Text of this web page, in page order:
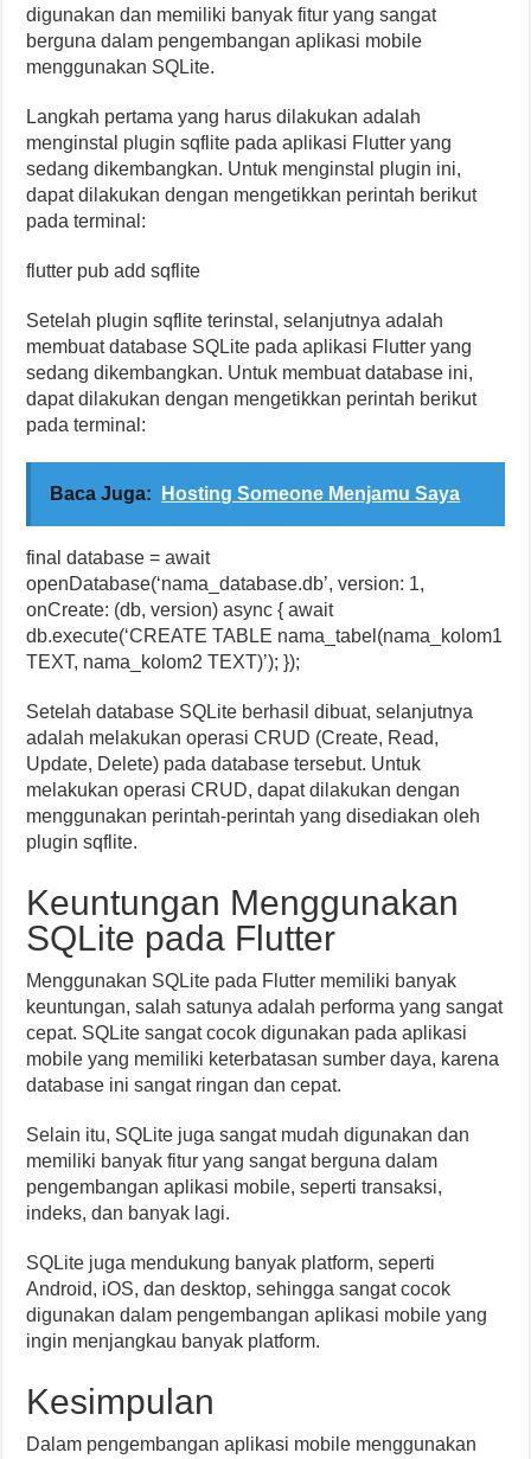
digunakan dan memiliki banyak fitur yang sangat
berguna dalam pengembangan aplikasi mobile
menggunakan SQLite.
Langkah pertama yang harus dilakukan adalah
menginstal plugin sqflite pada aplikasi Flutter yang
sedang dikembangkan. Untuk menginstal plugin ini,
dapat dilakukan dengan mengetikkan perintah berikut
pada terminal:
flutter pub add sqflite
Setelah plugin sqflite terinstal, selanjutnya adalah
membuat database SQLite pada aplikasi Flutter yang
sedang dikembangkan. Untuk membuat database ini,
dapat dilakukan dengan mengetikkan perintah berikut
pada terminal:
Baca Juga: Hosting Someone Menjamu Saya
final database = await
openDatabase(‘nama_database.db’, version: 1,
onCreate: (db, version) async { await
db.execute(‘CREATE TABLE nama_tabel(nama_kolom1
TEXT, nama_kolom2 TEXT)’); });
Setelah database SQLite berhasil dibuat, selanjutnya
adalah melakukan operasi CRUD (Create, Read,
Update, Delete) pada database tersebut. Untuk
melakukan operasi CRUD, dapat dilakukan dengan
menggunakan perintah-perintah yang disediakan oleh
plugin sqflite.
Keuntungan Menggunakan
SQLite pada Flutter
Menggunakan SQLite pada Flutter memiliki banyak
keuntungan, salah satunya adalah performa yang sangat
cepat. SQLite sangat cocok digunakan pada aplikasi
mobile yang memiliki keterbatasan sumber daya, karena
database ini sangat ringan dan cepat.
Selain itu, SQLite juga sangat mudah digunakan dan
memiliki banyak fitur yang sangat berguna dalam
pengembangan aplikasi mobile, seperti transaksi,
indeks, dan banyak lagi.
SQLite juga mendukung banyak platform, seperti
Android, iOS, dan desktop, sehingga sangat cocok
digunakan dalam pengembangan aplikasi mobile yang
ingin menjangkau banyak platform.
Kesimpulan
Dalam pengembangan aplikasi mobile menggunakan